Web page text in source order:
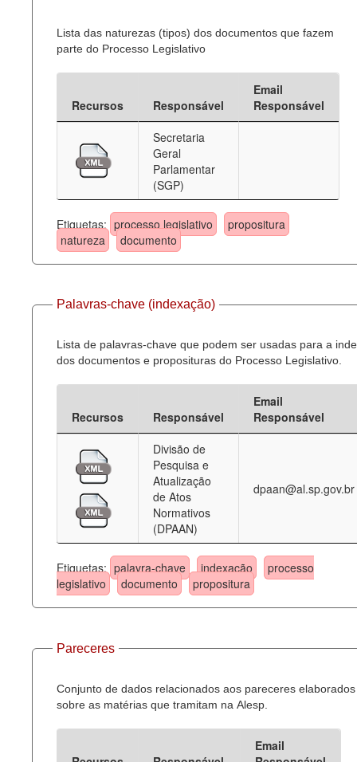
Lista das naturezas (tipos) dos documentos que fazem
parte do Processo Legislativo
Recursos Responsável
Email
Responsável
Secretaria
Geral
Parlamentar
(SGP)
Etiquetas: processo legislativo
propositura
natureza
documento
Palavras-chave (indexação)
Lista de palavras-chave que podem ser usadas para a
dos documentos e proposituras do Processo Legislativo.
Recursos Responsável
Email
Responsável
Divisão de
Pesquisa e
Atualização
de Atos
Normativos
(DPAAN)
dpaan@al.sp.gov.br
Etiquetas: palavra-chave indexação
processo
legislativo
documento propositura
Pareceres
Conjunto de dados relacionados aos pareceres elaborados
sobre as matérias que tramitam na Alesp.
Email